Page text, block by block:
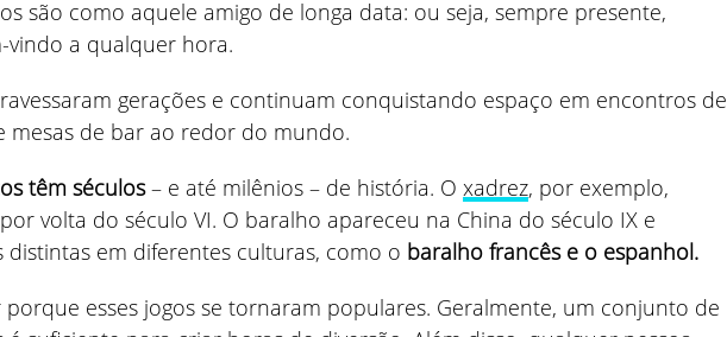
são como aquele amigo de longa data: ou seja, sempre presente,
vindo a qualquer hora.
gerações e continuam conquistando espaço em encontros de
mesas de bar ao redor do mundo.
têm séculos– e até milênios – de história. O xadrez, por exemplo,
volta do século VI. O baralho apareceu na China do século IX e
distintas em diferentes culturas, como o baralho francês e o espanhol.
porque esses jogos se tornaram populares. Geralmente, um conjunto de